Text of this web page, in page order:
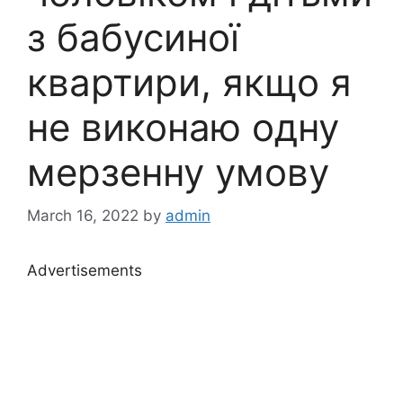
з бабусиної
квартири, якщо я
не виконаю одну
мерзенну умову
March 16, 2022 by admin
Advertisements